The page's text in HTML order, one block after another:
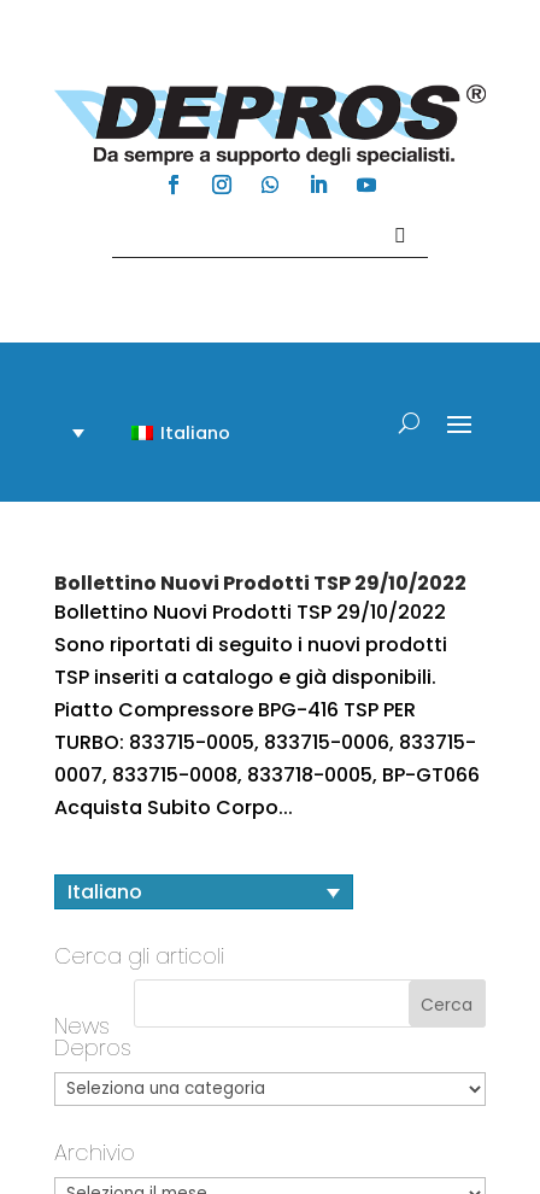
Italiano
Bollettino Nuovi Prodotti TSP 29/10/2022
Bollettino Nuovi Prodotti TSP 29/10/2022
Sono riportati di seguito i nuovi prodotti
TSP inseriti a catalogo e già disponibili.
Piatto Compressore BPG-416 TSP PER
TURBO: 833715-0005, 833715-0006, 833715-
0007, 833715-0008, 833718-0005, BP-GT066
Acquista Subito Corpo...
Italiano
Cerca gli articoli
News
Depros
Archivio